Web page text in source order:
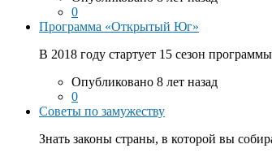
0
Программа «Открытый Юг»
В 2018 году стартует 15 сезон
Опубликовано 8 лет назад
0
Советы по замужеству
Знать законы страны, в которой вы